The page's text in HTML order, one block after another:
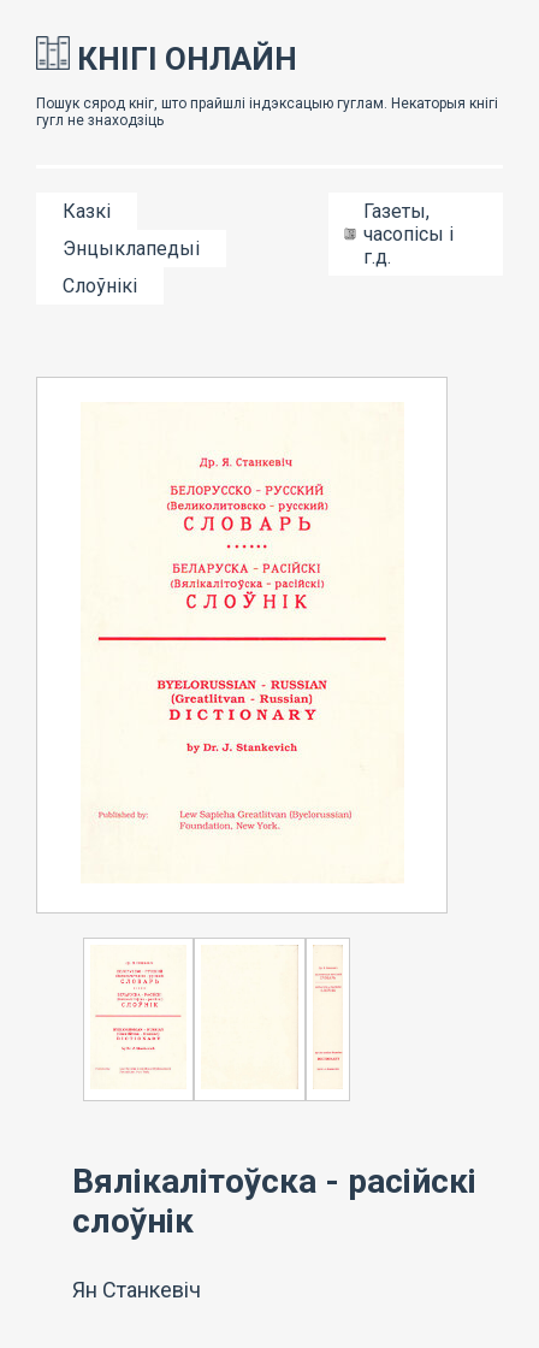
КНІГІ ОНЛАЙН
Казкі
Энцыклапедыі
Слоўнікі
Газеты,
часопісы і
г.д.
Вялікалітоўска - расійскі
слоўнік
Ян Станкевіч